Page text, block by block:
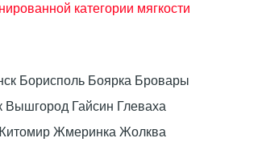
категории мягкости
Борисполь Боярка Бровары
Вышгород Гайсин Глеваха
Житомир Жмеринка Жолква